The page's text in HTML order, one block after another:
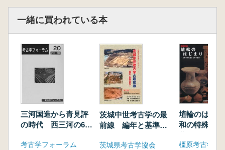
藤井寺市 西清水2号墳:土師ノ里遺跡で12番目
羽曳野市 城不動坂古墳、八尾市 高安古墳
群、岸和田市 衣ヶ谷古墳ほか
・古代
松原市 河合遺跡:長尺な建物を「ロ」字形に
配置した官衙建物の発見。
吹田市 垂水南遺跡:荘園名「垂庄」や古今和
歌集の難波津の歌が墨書された土器。(吹田市
大阪市 難波宮跡、枚方市 九頭神遺跡、柏原
一緒に買われている本
三河国造から青見評
の時代 西三河の6〜
考古学フォーラム
茨城中世考古学の最
前線 編年と基準資
茨城県考古学協会
埴輪のはじ
和の特殊器